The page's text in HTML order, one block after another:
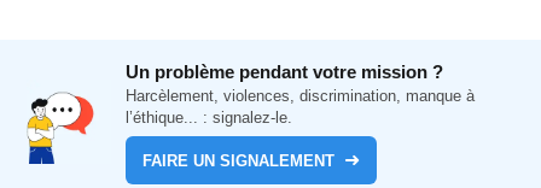
Un problème pendant votre mission ?
Harcèlement, violences, discrimination, manque à
l’éthique... : signalez-le.
FAIRE UN SIGNALEMENT